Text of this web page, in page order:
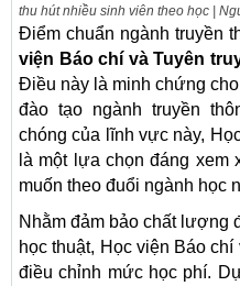
thu hút nhiều sinh viên theo học |
Điểm chuẩn ngành truyền
viện Báo chí và Tuyên
Điều này là minh chứng
đào tạo ngành truyền
chóng của lĩnh vực này,
là một lựa chọn đáng xem
muốn theo đuổi ngành học
Nhằm đảm bảo chất lượng
học thuật, Học viện Báo
điều chỉnh mức học phí.